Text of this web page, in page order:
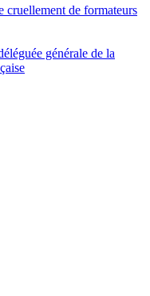
cruellement de formateurs
générale de la